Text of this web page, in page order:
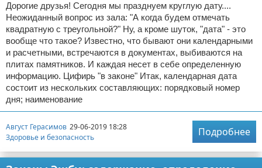
Здоровье и безопасность
Авторские права
Сотрудничество
Размещение рекламы
Для правообладателей
Условия предоставления информации
Дорогие друзья! Сегодня мы празднуем круглую дату....
Неожиданный вопрос из зала: "А когда будем отмечать
квадратную с треугольной?" Ну, а кроме шуток, "дата" - это
вообще что такое? Известно, что бывают они календарными
и расчетными, встречаются в документах, выбиваются на
плитах памятников. И каждая несет в себе определенную
информацию. Цифирь "в законе" Итак, календарная дата
состоит из нескольких составляющих: порядковый номер
дня; наименование
Август Герасимов 29-06-2019 18:28
Здоровье и безопасность
Подробнее